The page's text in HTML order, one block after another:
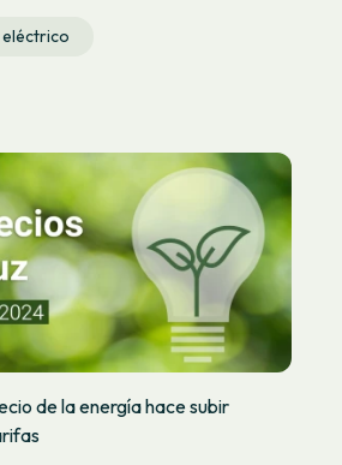
de la energía hace subir